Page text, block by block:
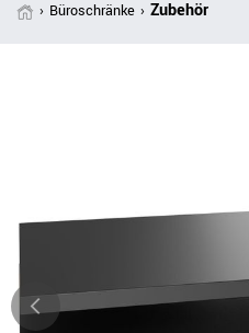
Büroschränke Zubehör